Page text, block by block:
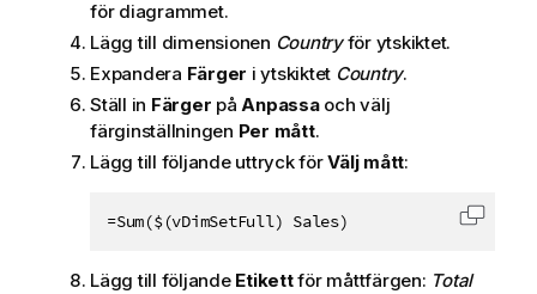
för diagrammet.
Lägg till dimensionen Countryför ytskiktet.
Expandera Färger i ytskiktet Country.
Ställ in Färger påAnpassaoch välj
färginställningen Per mått.
Lägg till följande uttryck förVälj mått:
=Sum($(vDimSetFull) Sales)
Lägg till följande Etikettför måttfärgen: Total